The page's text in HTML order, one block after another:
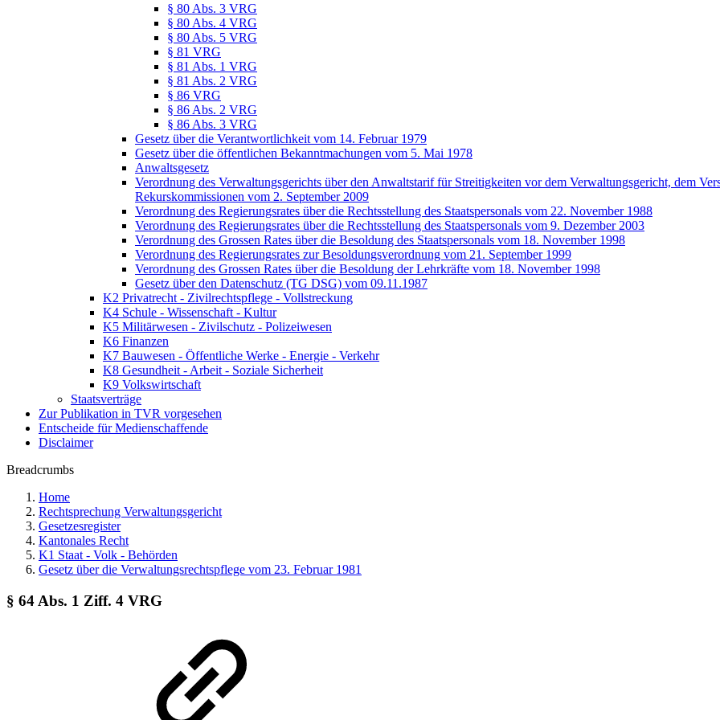
§ 80 Abs. 3 VRG
§ 80 Abs. 4 VRG
§ 80 Abs. 5 VRG
§ 81 VRG
§ 81 Abs. 1 VRG
§ 81 Abs. 2 VRG
§ 86 VRG
§ 86 Abs. 2 VRG
§ 86 Abs. 3 VRG
Gesetz über die Verantwortlichkeit vom 14. Februar 1979
Gesetz über die öffentlichen Bekanntmachungen vom 5. Mai 1978
Anwaltsgesetz
Verordnung des Verwaltungsgerichts über den Anwaltstarif für Streitigkeiten vor dem Verwaltungsgericht, dem
Rekurskommissionen vom 2. September 2009
Verordnung des Regierungsrates über die Rechtsstellung des Staatspersonals vom 22. November 1988
Verordnung des Regierungsrates über die Rechtsstellung des Staatspersonals vom 9. Dezember 2003
Verordnung des Grossen Rates über die Besoldung des Staatspersonals vom 18. November 1998
Verordnung des Regierungsrates zur Besoldungsverordnung vom 21. September 1999
Verordnung des Grossen Rates über die Besoldung der Lehrkräfte vom 18. November 1998
Gesetz über den Datenschutz (TG DSG) vom 09.11.1987
K2 Privatrecht - Zivilrechtspflege - Vollstreckung
K4 Schule - Wissenschaft - Kultur
K5 Militärwesen - Zivilschutz - Polizeiwesen
K6 Finanzen
K7 Bauwesen - Öffentliche Werke - Energie - Verkehr
K8 Gesundheit - Arbeit - Soziale Sicherheit
K9 Volkswirtschaft
Staatsverträge
Zur Publikation in TVR vorgesehen
Entscheide für Medienschaffende
Disclaimer
Breadcrumbs
Home
Rechtsprechung Verwaltungsgericht
Gesetzesregister
Kantonales Recht
K1 Staat - Volk - Behörden
Gesetz über die Verwaltungsrechtspflege vom 23. Februar 1981
§ 64 Abs. 1 Ziff. 4 VRG